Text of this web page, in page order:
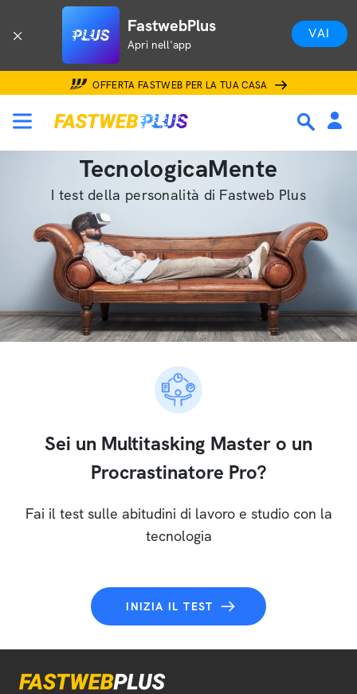
FastwebPlus
Apri nell'app
VAI
OFFERTA FASTWEB PER LA TUA CASA
TecnologicaMente
I test della personalità di Fastweb Plus
Sei un Multitasking Master o un
Procrastinatore Pro?
Fai il test sulle abitudini di lavoro e studio con la
tecnologia
INIZIA IL TEST